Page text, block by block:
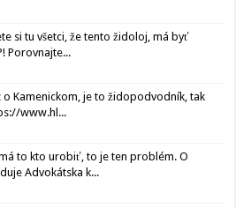
si tu všetci, že tento židoloj, má byť
Porovnajte...
o Kamenickom, je to židopodvodník, tak
www.hl...
to kto urobiť, to je ten problém. O
Advokátska k...